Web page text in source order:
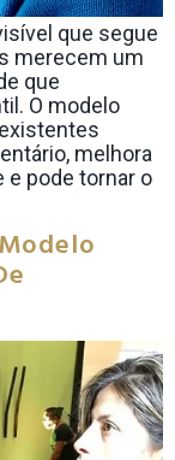
que segue
merecem um
que
O modelo
melhora
e pode tornar o